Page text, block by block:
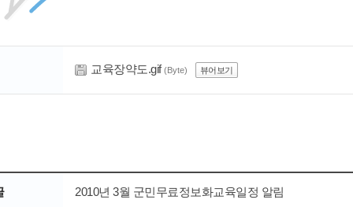
교육장약도.gif (Byte) 뷰어보기
2010년 3월 군민무료정보화교육일정 알림